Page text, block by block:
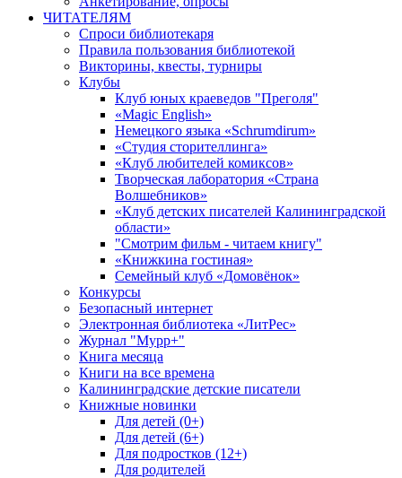
ЧИТАТЕЛЯМ
Спроси библиотекаря
Правила пользования библиотекой
Викторины, квесты, турниры
Клубы
Клуб юных краеведов "Преголя"
«Magic English»
Немецкого языка «Schrumdirum»
«Студия сторителлинга»
«Клуб любителей комиксов»
Творческая лаборатория «Страна
Волшебников»
«Клуб детских писателей Калининградской
области»
"Смотрим фильм - читаем книгу"
«Книжкина гостиная»
Семейный клуб «Домовёнок»
Конкурсы
Безопасный интернет
Электронная библиотека «ЛитРес»
Журнал "Мурр+"
Книга месяца
Книги на все времена
Калининградские детские писатели
Книжные новинки
Для детей (0+)
Для детей (6+)
Для подростков (12+)
Для родителей